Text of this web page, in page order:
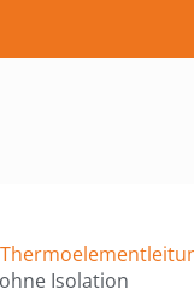
Isolation